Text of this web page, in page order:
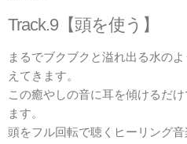
Track.9【頭を使う】
まるでブクブクと溢れ出る水の
えてきます。
この癒やしの音に耳を傾けるだ
ます。
頭をフル回転で聴くヒーリング